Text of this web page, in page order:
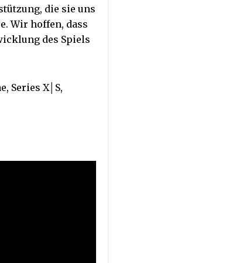
die sie uns
Wir hoffen, dass
des Spiels
Series X│S,